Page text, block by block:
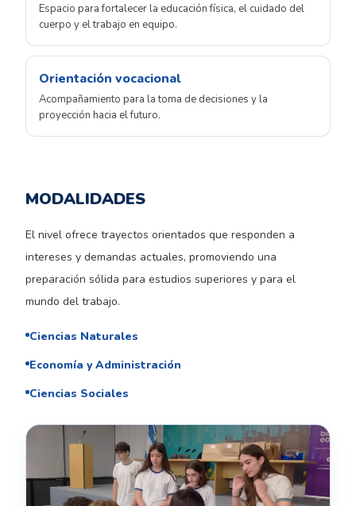
Espacio para fortalecer la educación física, el cuidado del
cuerpo y el trabajo en equipo.
Orientación vocacional
Acompañamiento para la toma de decisiones y la
proyección hacia el futuro.
MODALIDADES
El nivel ofrece trayectos orientados que responden a
intereses y demandas actuales, promoviendo una
preparación sólida para estudios superiores y para el
mundo del trabajo.
Ciencias Naturales
Economía y Administración
Ciencias Sociales